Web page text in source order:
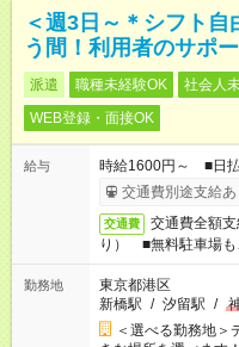
＜週3日～＊シフト
う間！利用者のサポ
派遣 職種未経験OK 社会人
WEB登録・面接OK
給与
時給1600円～ ■日
交通費別途支給あ
交通費
交通費全額
り） ■無料駐車場も
勤務地
東京都港区
新橋駅 / 汐留駅 /
＜選べる勤務地